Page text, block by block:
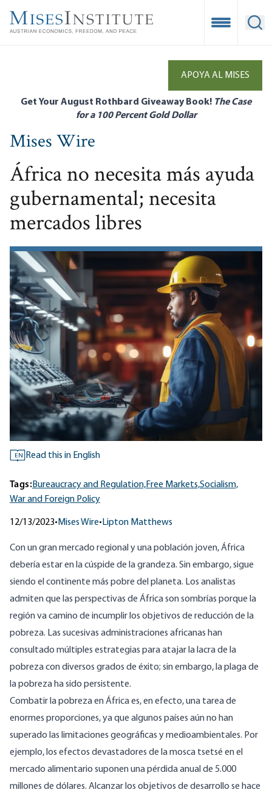
main
Open
APOYA AL MISES
Get Your August Rothbard Giveaway Book! The Case
for a 100 Percent Gold Dollar
Mises Wire
África no necesita más ayuda
gubernamental; necesita
mercados libres
EN Read this in English
Tags:Bureaucracy and Regulation,Free Markets,Socialism,
War and Foreign Policy
12/13/2023• Mises Wire• Lipton Matthews
Con un gran mercado regional y una población joven, África
debería estar en la cúspide de la grandeza. Sin embargo, sigue
siendo el continente más pobre del planeta. Los analistas
admiten que las perspectivas de África son sombrías porque la
región va camino de incumplir los objetivos de reducción de la
pobreza. Las sucesivas administraciones africanas han
consultado múltiples estrategias para atajar la lacra de la
pobreza con diversos grados de éxito; sin embargo, la plaga de
la pobreza ha sido persistente.
Combatir la pobreza en África es, en efecto, una tarea de
enormes proporciones, ya que algunos países aún no han
superado las limitaciones geográficas y medioambientales. Por
ejemplo, los efectos devastadores de la mosca tsetsé en el
mercado alimentario suponen una pérdida anual de 5.000
millones de dólares. Alcanzar los objetivos de desarrollo se hace